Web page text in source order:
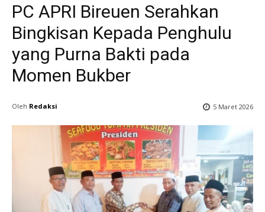
PC APRI Bireuen Serahkan
Bingkisan Kepada Penghulu
yang Purna Bakti pada
Momen Bukber
Oleh Redaksi 5 Maret 2026